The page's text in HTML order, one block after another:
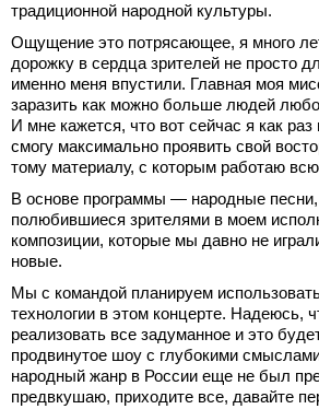
традиционной народной культуры.
Ощущение это потрясающее, я много
дорожку в сердца зрителей не просто
именно меня впустили. Главная моя
заразить как можно больше людей
И мне кажется, что вот сейчас я как раз
смогу максимально проявить свой
тому материалу, с которым работаю
В основе программы — народные
полюбившиеся зрителями в моем
композиции, которые мы давно не
новые.
Мы с командой планируем
технологии в этом концерте. Надеюсь,
реализовать все задуманное и это
продвинутое шоу с глубокими
народный жанр в России еще не был
предвкушаю, приходите все, давайте